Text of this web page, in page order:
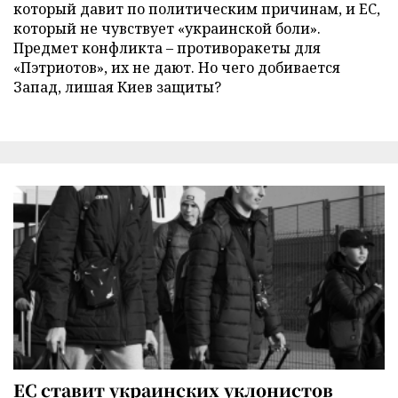
который давит по политическим причинам, и ЕС,
который не чувствует «украинской боли».
Предмет конфликта – противоракеты для
«Пэтриотов», их не дают. Но чего добивается
Запад, лишая Киев защиты?
ЕС ставит украинских уклонистов